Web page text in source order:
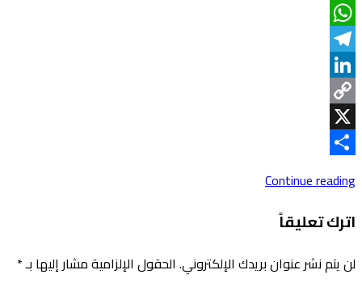
Facebook
WhatsApp
Telegram
LinkedIn
Copy
LinkX
Continue reading
اترك تعليقاً
لن يتم نشر عنوان بريدك الإلكتروني. الحقول الإلزامية مشار إليها بـ*